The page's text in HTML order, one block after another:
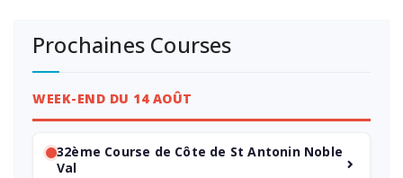
Prochaines Courses
WEEK-END DU 14 AOÛT
32ème Course de Côte de St Antonin Noble
Val